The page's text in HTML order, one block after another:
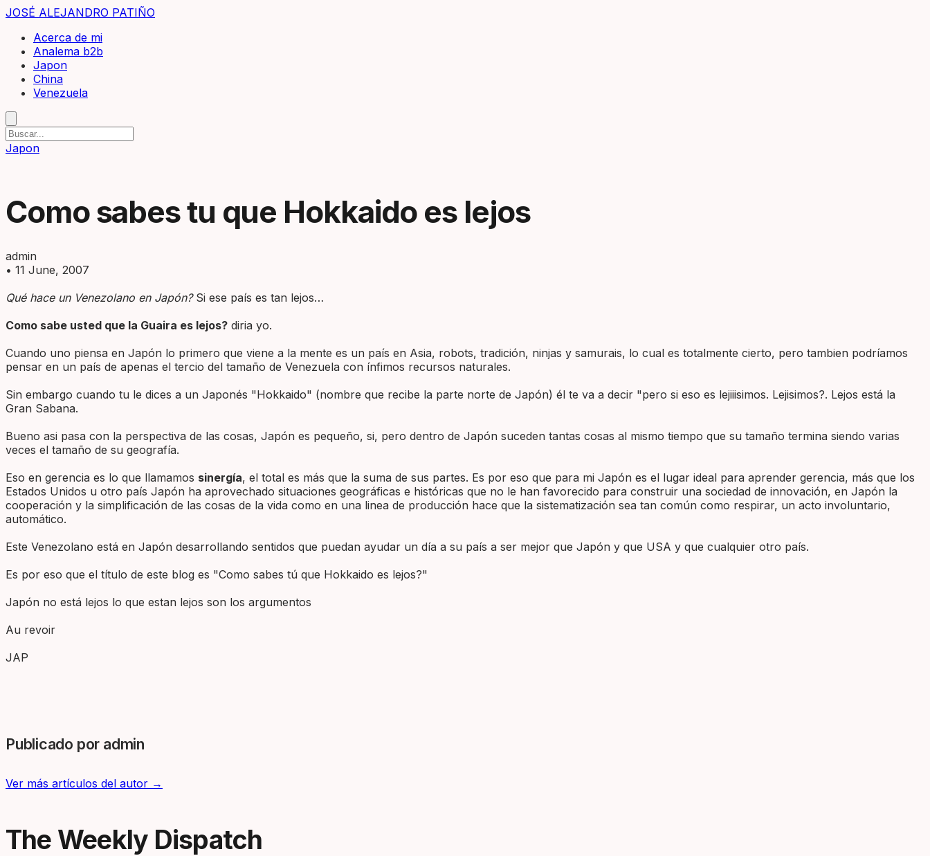
JOSÉ ALEJANDRO PATIÑO
Acerca de mi
Analema b2b
Japon
China
Venezuela
Japon
Como sabes tu que Hokkaido es lejos
admin
• 11 June, 2007
Qué hace un Venezolano en Japón?Si ese país es tan lejos…
Como sabe usted que la Guaira es lejos? diria yo.
Cuando uno piensa en Japón lo primero que viene a la mente es un país en Asia, robots, tradición, ninjas y samurais, lo cual es totalmente cierto, pero tambien podríamos
pensar en un país de apenas el tercio del tamaño de Venezuela con ínfimos recursos naturales.
Sin embargo cuando tu le dices a un Japonés "Hokkaido" (nombre que recibe la parte norte de Japón) él te va a decir "pero si eso es lejiiisimos. Lejisimos?. Lejos está la
Gran Sabana.
Bueno asi pasa con la perspectiva de las cosas, Japón es pequeño, si, pero dentro de Japón suceden tantas cosas al mismo tiempo que su tamaño termina siendo varias
veces el tamaño de su geografía.
Eso en gerencia es lo que llamamos sinergía, el total es más que la suma de sus partes. Es por eso que para mi Japón es el lugar ideal para aprender gerencia, más que los
Estados Unidos u otro país Japón ha aprovechado situaciones geográficas e históricas que no le han favorecido para construir una sociedad de innovación, en Japón la
cooperación y la simplificación de las cosas de la vida como en una linea de producción hace que la sistematización sea tan común como respirar, un acto involuntario,
automático.
Este Venezolano está en Japón desarrollando sentidos que puedan ayudar un día a su país a ser mejor que Japón y que USA y que cualquier otro país.
Es por eso que el título de este blog es "Como sabes tú que Hokkaido es lejos?"
Japón no está lejos lo que estan lejos son los argumentos
Au revoir
JAP
Publicado por admin
Ver más artículos del autor →
The Weekly Dispatch